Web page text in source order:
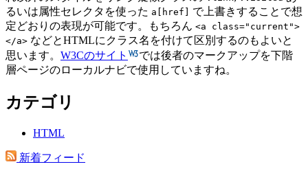
るいは属性セレクタを使った a[href]
で上書きすることで想
定どおりの表現が可能です。もちろん <a class="current">
</a> などとHTMLにクラス名を付けて区別するのもよいと
思います。 W3Cのサイト
では後者のマークアップを下階
層ページのローカルナビで使用していますね。
カテゴリ
HTML
新着フィード